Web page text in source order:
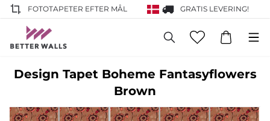
FOTOTAPETER EFTER MÅL GRATIS LEVERING!
Design Tapet Boheme Fantasyflowers
Brown